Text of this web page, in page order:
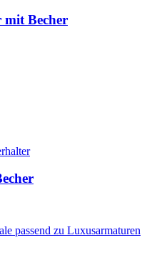
Becher